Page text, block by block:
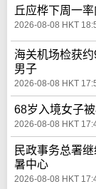
丘应桦下周一
2026-08-08 HKT
海关机场检获
男子
2026-08-08 HKT
68岁入境女子
2026-08-08 HKT
民政事务总署
暑中心
2026-08-08 HKT